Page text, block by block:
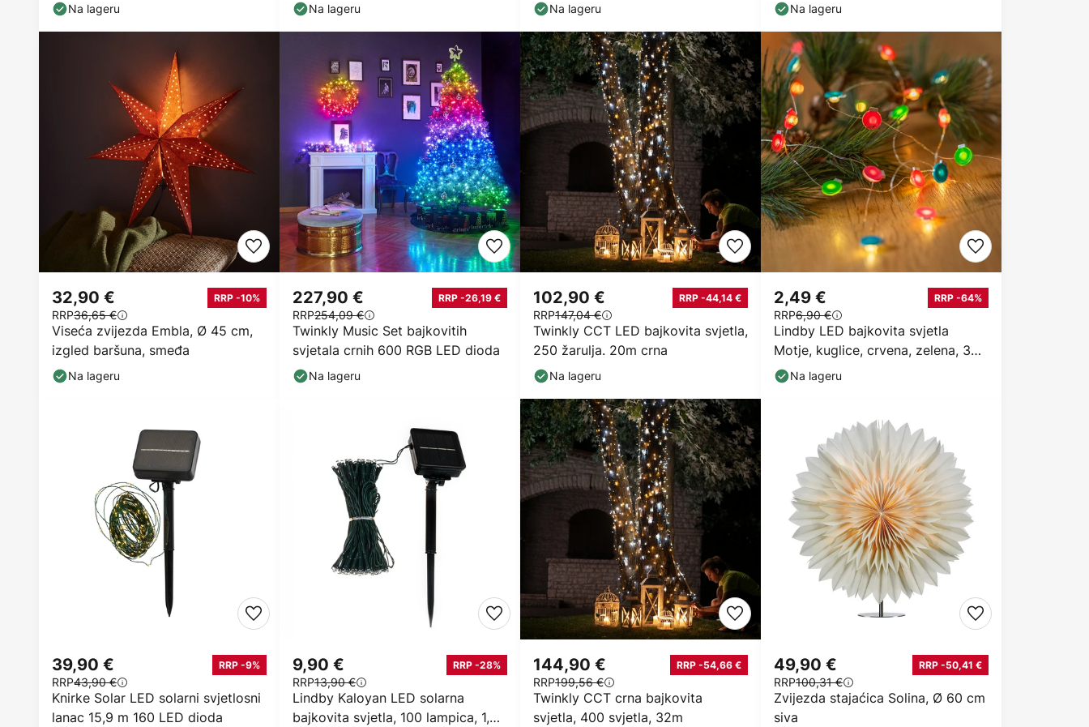
Na lageru Na lageru Na lageru Na lageru
Viseća zvijezda Embla, Ø 45 cm,
izgled baršuna, smeđa
32,90 € RRP -10%
RRP36,65 €
Na lageru
Twinkly Music Set bajkovitih
svjetala crnih 600 RGB LED dioda
227,90 € RRP -26,19 €
RRP254,09 €
Na lageru
Twinkly CCT LED bajkovita svjetla,
250 žarulja. 20m crna
102,90 € RRP -44,14 €
RRP147,04 €
Na lageru
Lindby LED bajkovita svjetla
Motje, kuglice, crvena, zelena, 320
cm
2,49 € RRP -64%
RRP6,90 €
Na lageru
Knirke Solar LED solarni svjetlosni
lanac 15,9 m 160 LED dioda
39,90 € RRP -9%
RRP43,90 €
Lindby Kaloyan LED solarna
bajkovita svjetla, 100 lampica, 1,2
9,90 € RRP -28%
RRP13,90 €
Twinkly CCT crna bajkovita
svjetla, 400 svjetla, 32m
144,90 € RRP -54,66 €
RRP199,56 €
Zvijezda stajaćica Solina, Ø 60 cm
siva
49,90 € RRP -50,41 €
RRP100,31 €